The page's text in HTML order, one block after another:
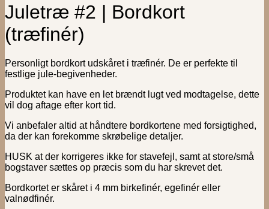
Juletræ #2 | Bordkort
(træfinér)
Personligt bordkort udskåret i træfinér. De er perfekte til
festlige jule-begivenheder.
Produktet kan have en let brændt lugt ved modtagelse, dette
vil dog aftage efter kort tid.
Vi anbefaler altid at håndtere bordkortene med forsigtighed,
da der kan forekomme skrøbelige detaljer.
HUSK at der korrigeres ikke for stavefejl, samt at store/små
bogstaver sættes op præcis som du har skrevet det.
Bordkortet er skåret i 4 mm birkefinér, egefinér eller
valnødfinér.